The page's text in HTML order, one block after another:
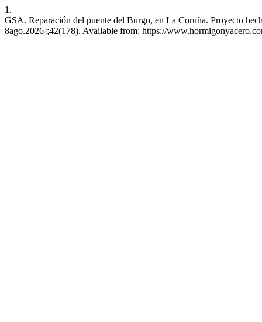
1.
GSA. Reparación del puente del Burgo, en La Coruña. Proyecto
8ago.2026];42(178). Available from: https://